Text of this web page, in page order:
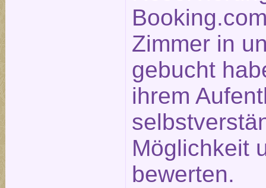
Zimmer in
gebucht
ihrem
Möglichkeit
bewerten.